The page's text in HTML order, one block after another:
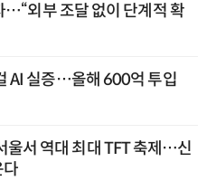
…“외부 조달 없이 단계적 확
AI 실증…올해 600억 투입
울서 역대 최대 TFT 축제…신
다